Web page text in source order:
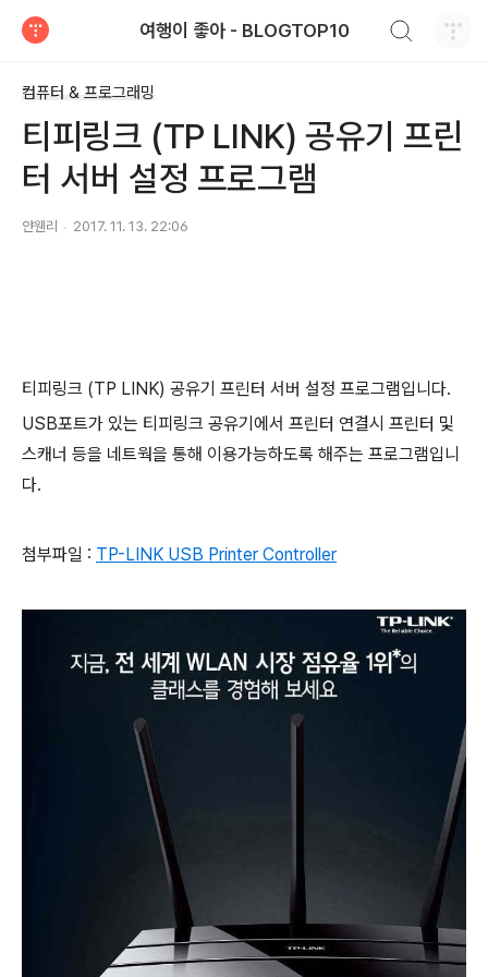
여행이 좋아 - BLOGTOP10
컴퓨터 & 프로그래밍
티피링크 (TP LINK) 공유기 프린
터 서버 설정 프로그램
얀웬리 2017. 11. 13. 22:06
티피링크 (TP LINK) 공유기 프린터 서버 설정 프로그램입니다.
USB포트가 있는 티피링크 공유기에서 프린터 연결시 프린터 및
스캐너 등을 네트웍을 통해 이용가능하도록 해주는 프로그램입니
다.
첨부파일 : TP-LINK USB Printer Controller